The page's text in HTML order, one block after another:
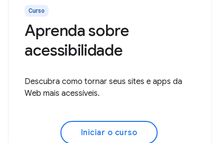
Curso
Aprenda sobre
acessibilidade
Descubra como tornar seus sites e apps da
Web mais acessíveis.
Iniciar o curso